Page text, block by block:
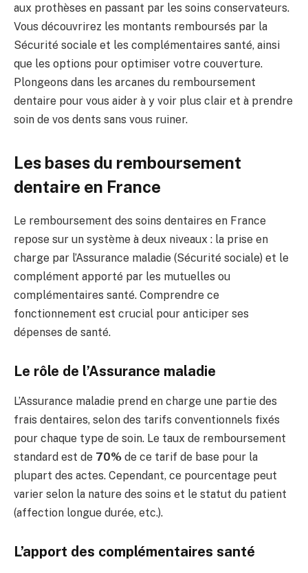
aux prothèses en passant par les soins conservateurs.
Vous découvrirez les montants remboursés par la
Sécurité sociale et les complémentaires santé, ainsi
que les options pour optimiser votre couverture.
Plongeons dans les arcanes du remboursement
dentaire pour vous aider à y voir plus clair et à prendre
soin de vos dents sans vous ruiner.
Les bases du remboursement
dentaire en France
Le remboursement des soins dentaires en France
repose sur un système à deux niveaux : la prise en
charge par l’Assurance maladie (Sécurité sociale) et le
complément apporté par les mutuelles ou
complémentaires santé. Comprendre ce
fonctionnement est crucial pour anticiper ses
dépenses de santé.
Le rôle de l’Assurance maladie
L’Assurance maladie prend en charge une partie des
frais dentaires, selon des tarifs conventionnels fixés
pour chaque type de soin. Le taux de remboursement
standard est de 70% de ce tarif de base pour la
plupart des actes. Cependant, ce pourcentage peut
varier selon la nature des soins et le statut du patient
(affection longue durée, etc.).
L’apport des complémentaires santé